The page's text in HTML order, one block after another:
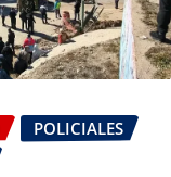
POLICIALES